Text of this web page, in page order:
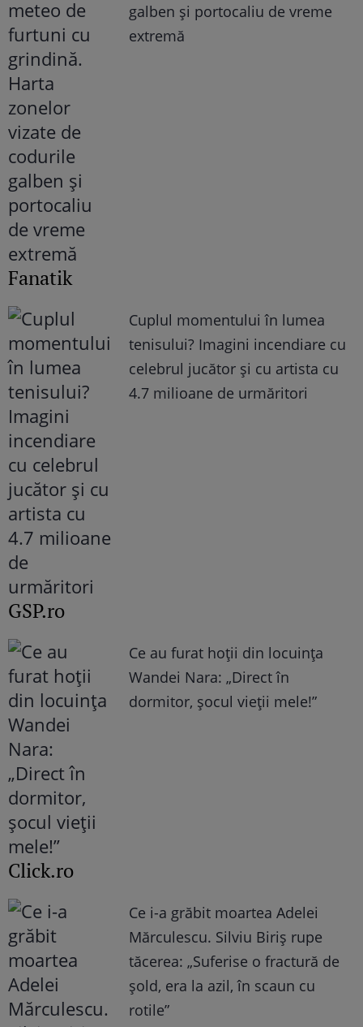
galben și portocaliu de vreme
extremă
Fanatik
Cuplul momentului în lumea
tenisului? Imagini incendiare cu
celebrul jucător și cu artista cu
4.7 milioane de urmăritori
GSP.ro
Ce au furat hoții din locuința
Wandei Nara: „Direct în
dormitor, șocul vieții mele!”
Click.ro
Ce i-a grăbit moartea Adelei
Mărculescu. Silviu Biriș rupe
tăcerea: „Suferise o fractură de
șold, era la azil, în scaun cu
rotile”